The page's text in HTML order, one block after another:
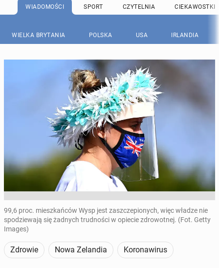
WIADOMOŚCI SPORT CZYTELNIA CIEKAWOSTKI
WIELKA BRYTANIA POLSKA USA IRLANDIA
99,6 proc. mieszkańców Wysp jest zaszczepionych, więc władze nie
spodziewają się żadnych trudności w opiecie zdrowotnej. (Fot. Getty
Images)
Zdrowie Nowa Zelandia Koronawirus